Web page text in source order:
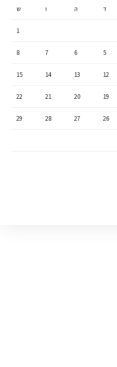
ד ה ו ש
1
5
6
7
8
12
13
14
15
19
20
21
22
26
27
28
29